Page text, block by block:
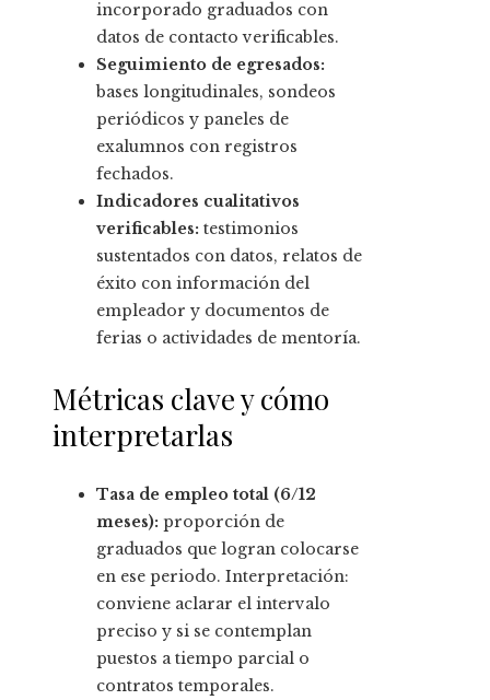
incorporado graduados con
datos de contacto verificables.
Seguimiento de egresados:
bases longitudinales, sondeos
periódicos y paneles de
exalumnos con registros
fechados.
Indicadores cualitativos
verificables: testimonios
sustentados con datos, relatos de
éxito con información del
empleador y documentos de
ferias o actividades de mentoría.
Métricas clave y cómo
interpretarlas
Tasa de empleo total (6/12
meses): proporción de
graduados que logran colocarse
en ese periodo. Interpretación:
conviene aclarar el intervalo
preciso y si se contemplan
puestos a tiempo parcial o
contratos temporales.